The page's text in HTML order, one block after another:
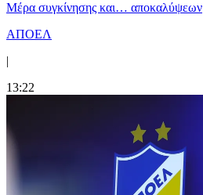
Mέρα συγκίνησης και… αποκαλύψεων
ΑΠΟΕΛ
|
13:22